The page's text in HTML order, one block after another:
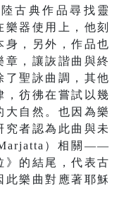
古典作品尋找靈
器使用上，他刻
身，另外，作品也
章，讓詼諧曲與終
了聖詠曲調，其他
，彷彿在嘗試以幾
大自然。也因為樂
究者認為此曲與未
）相關——
》的結尾，代表古
此樂曲對應著耶穌